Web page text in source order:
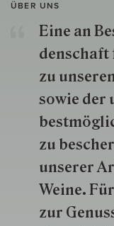
ÜBER UNS
Eine an
den­schaft
zu
so­wie der
zu
unserer
Weine.
zur